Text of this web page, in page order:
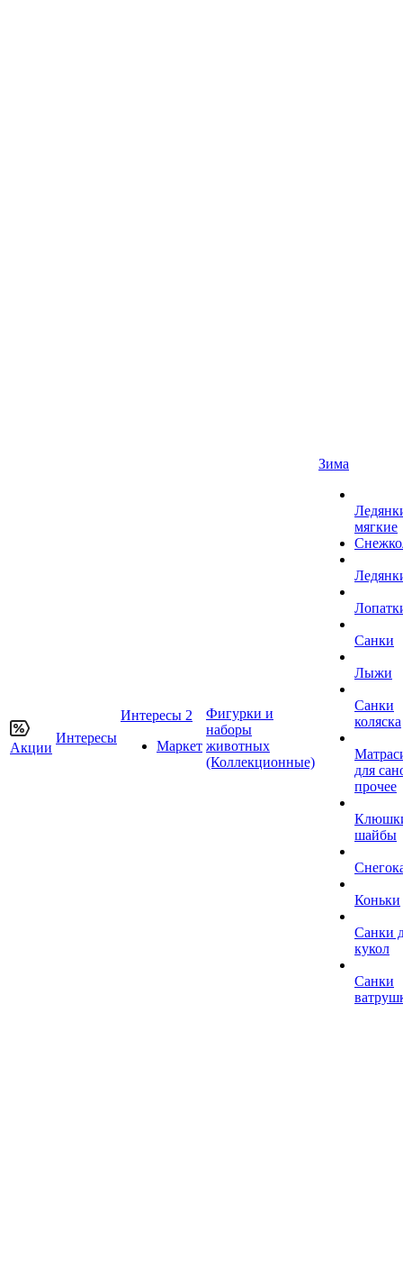
Акции
Интересы
Интересы 2
Маркет
Фигурки и
наборы
животных
(Коллекционные)
Зима
мягкие
Санки
Лыжи
Санки
коляска
для
прочее
шайбы
Коньки
Санки
кукол
Санки